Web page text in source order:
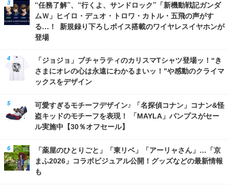
“任務了解”、“行くよ、サンドロック”「新機動戦記ガンダ
ムＷ」ヒイロ・デュオ・トロワ・カトル・五飛の声がす
る…！ 新規録り下ろしボイス搭載のワイヤレスイヤホンが
登場
「ジョジョ」ブチャラティのカリスマTシャツ登場ッ！“き
さまにオレの心は永遠にわかるまいッ！”や感動のクライマ
ックスをデザイン
可愛すぎるモチーフデザイン♪ 「名探偵コナン」コナン&怪
盗キッドのモチーフを表現！ 「MAYLA」パンプスがセー
ル実施中【30％オフセール】
「薬屋のひとりごと」「東リベ」「アーリャさん」…「京
まふ2026」コラボビジュアル公開！グッズなどの最新情報
も